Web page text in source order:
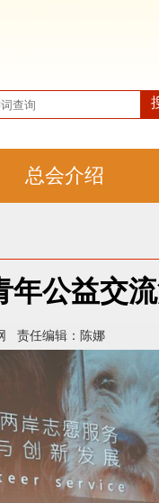
总会介绍
公益交
责任编辑：陈娜